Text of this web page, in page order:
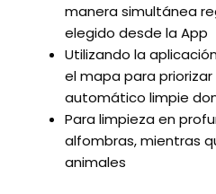
manera simultánea
elegido desde la App
Utilizando la
el mapa para
automático limpie
Para limpieza en
alfombras, mientras
animales